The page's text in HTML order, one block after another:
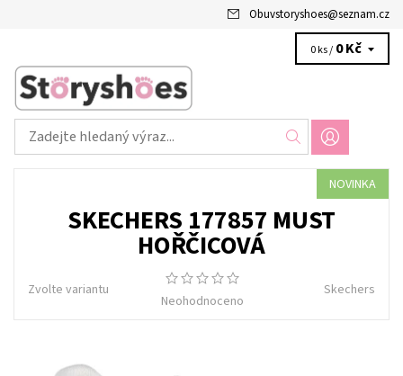
Obuvstoryshoes@seznam.cz
0 ks / 0 Kč
NOVINKA
SKECHERS 177857 MUST
HOŘČICOVÁ
Zvolte variantu
Neohodnoceno
Skechers